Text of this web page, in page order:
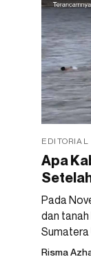
EDITORIAL
Apa
Pada
dan
Sumatera
Risma